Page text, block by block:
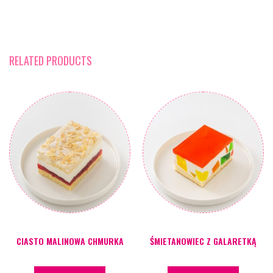
RELATED PRODUCTS
CIASTO MALINOWA CHMURKA ŚMIETANOWIEC Z GALARETKĄ